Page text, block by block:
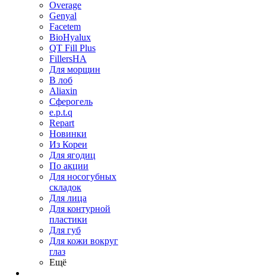
Overage
Genyal
Facetem
BioHyalux
QT Fill Plus
FillersHA
Для морщин
В лоб
Aliaxin
Сферогель
e.p.t.q
Repart
Новинки
Из Кореи
Для ягодиц
По акции
Для носогубных
складок
Для лица
Для контурной
пластики
Для губ
Для кожи вокруг
глаз
Ещё